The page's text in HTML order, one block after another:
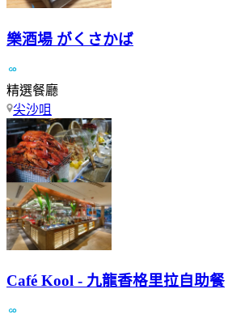
樂酒場 がくさかば
精選餐廳
尖沙咀
Café Kool - 九龍香格里拉自助餐